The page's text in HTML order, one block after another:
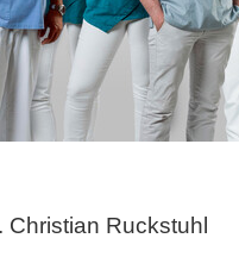
Christian Ruckstuhl